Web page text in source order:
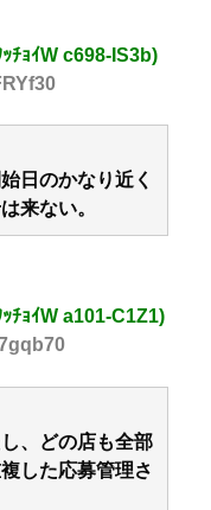
ﾁｮｲW c698-IS3b)
日のかなり近く
来ない。
ﾁｮｲW a101-C1Z1)
、どの店も全部
した応募管理さ